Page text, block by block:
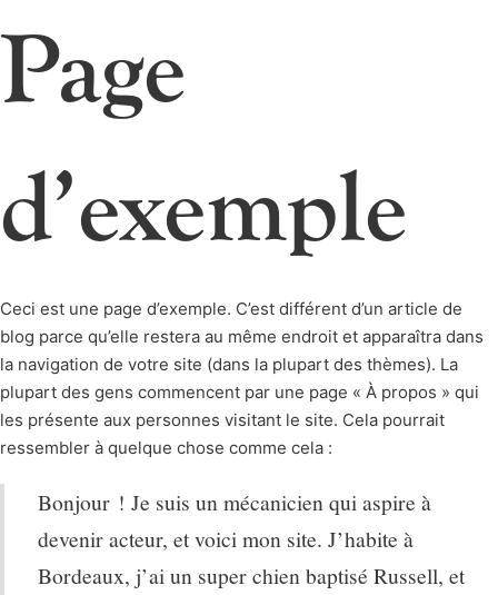
Page
d’exemple
Ceci est une page d’exemple. C’est différent d’un article de
blog parce qu’elle restera au même endroit et apparaîtra dans
la navigation de votre site (dans la plupart des thèmes). La
plupart des gens commencent par une page « À propos » qui
les présente aux personnes visitant le site. Cela pourrait
ressembler à quelque chose comme cela :
Bonjour ! Je suis un mécanicien qui aspire à
devenir acteur, et voici mon site. J’habite à
Bordeaux, j’ai un super chien baptisé Russell, et